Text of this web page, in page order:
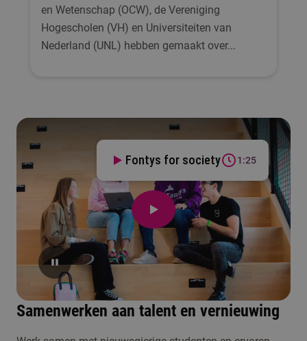
en Wetenschap (OCW), de Vereniging
Hogescholen (VH) en Universiteiten van
Nederland (UNL) hebben gemaakt over...
Fontys for society 1:25
Samenwerken aan talent en vernieuwing